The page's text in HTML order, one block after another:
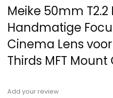
Meike 50mm T2.2
Handmatige
Cinema Lens
Thirds MFT Mount
Add your review